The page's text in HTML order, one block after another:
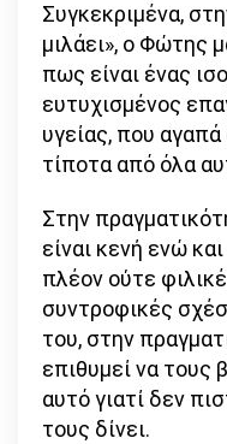
Συγκεκριμένα,
μιλάει», ο Φώτης
πως είναι ένας
ευτυχισμένος
υγείας, που
τίποτα από όλα
Στην
είναι κενή ενώ
πλέον ούτε
συντροφικές
του, στην
επιθυμεί να τους
αυτό γιατί δεν
τους δίνει.